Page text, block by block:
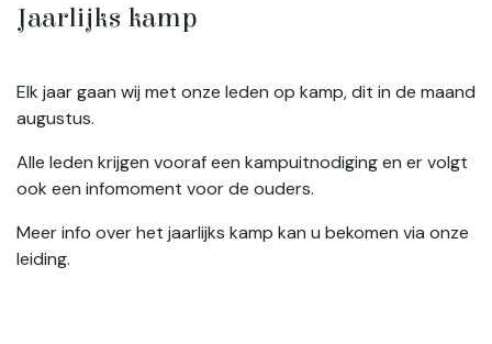
Jaarlijks kamp
Elk jaar gaan wij met onze leden op kamp, dit in de maand
augustus.
Alle leden krijgen vooraf een kampuitnodiging en er volgt
ook een infomoment voor de ouders.
Meer info over het jaarlijks kamp kan u bekomen via onze
leiding.